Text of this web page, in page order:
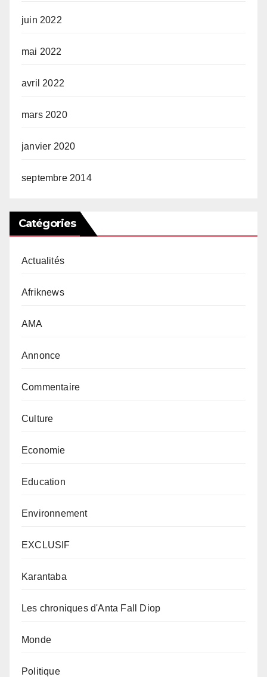
juin 2022
mai 2022
avril 2022
mars 2020
janvier 2020
septembre 2014
Catégories
Actualités
Afriknews
AMA
Annonce
Commentaire
Culture
Economie
Education
Environnement
EXCLUSIF
Karantaba
Les chroniques d'Anta Fall Diop
Monde
Politique